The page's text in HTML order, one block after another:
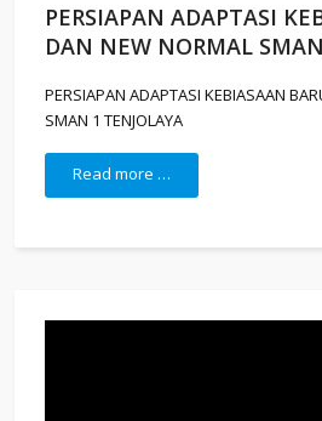
PERSIAPAN ADAPTASI
DAN NEW NORMAL
PERSIAPAN ADAPTASI KEBIASAAN
SMAN 1 TENJOLAYA
Read more …